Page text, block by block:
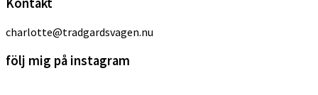
charlotte@tradgardsvagen.nu
följ mig på instagram